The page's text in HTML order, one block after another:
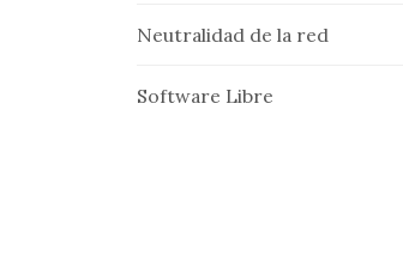
Neutralidad de la red
Software Libre